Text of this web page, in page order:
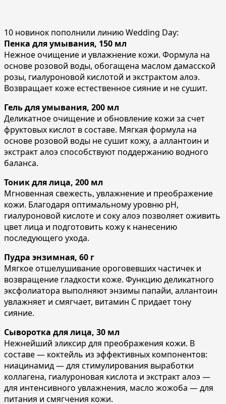
10 новинок пополнили линию Wedding Day:
Пенка для умывания, 150 мл
Нежное очищение и увлажнение кожи. Формула на
основе розовой воды, обогащена маслом дамасской
розы, гиалуроновой кислотой и экстрактом алоэ.
Возвращает коже естественное сияние и не сушит.
Гель для умывания, 200 мл
Деликатное очищение и обновление кожи за счет
фруктовых кислот в составе. Мягкая формула на
основе розовой воды не сушит кожу, а аллантоин и
экстракт алоэ способствуют поддержанию водного
баланса.
Тоник для лица, 200 мл
Мгновенная свежесть, увлажнение и преображение
кожи. Благодаря оптимальному уровню pH,
гиалуроновой кислоте и соку алоэ позволяет оживить
цвет лица и подготовить кожу к нанесению
последующего ухода.
Пудра энзимная, 60 г
Мягкое отшелушивание ороговевших частичек и
возвращение гладкости коже. Функцию деликатного
эксфолиатора выполняют энзимы папайи, аллантоин
увлажняет и смягчает, витамин С придает тону
сияние.
Сыворотка для лица, 30 мл
Нежнейший эликсир для преображения кожи. В
составе — коктейль из эффективных компонентов:
ниацинамид — для стимулирования выработки
коллагена, гиалуроновая кислота и экстракт алоэ —
для интенсивного увлажнения, масло жожоба — для
питания и смягчения кожи.